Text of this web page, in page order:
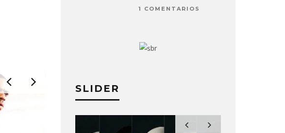
1 COMENTARIOS
SLIDER